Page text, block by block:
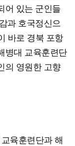
어 있는 군인들
과 호국정신으
바로 경북 포항
병대 교육훈련단
의 영원한 고향
육훈련단과 해